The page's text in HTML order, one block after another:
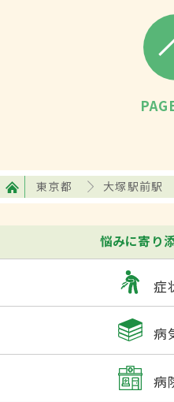
東京都 大塚駅前駅
悩みに寄り
症
病
病